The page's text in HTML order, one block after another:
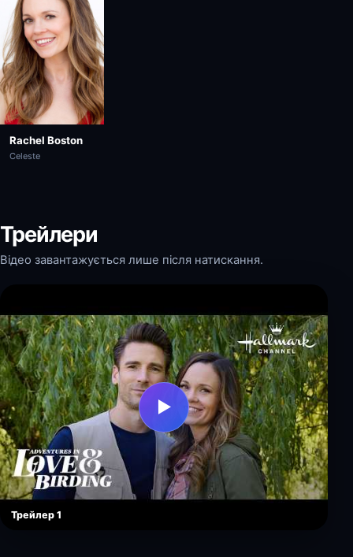
Rachel Boston
Celeste
Трейлери
Відео завантажується лише після натискання.
▶
Трейлер 1